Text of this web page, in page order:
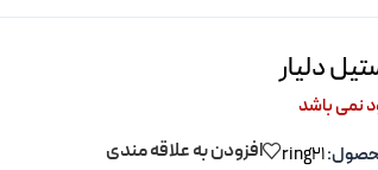
دلیار
نمی باشد
ring21 افزودن به علاقه مندی